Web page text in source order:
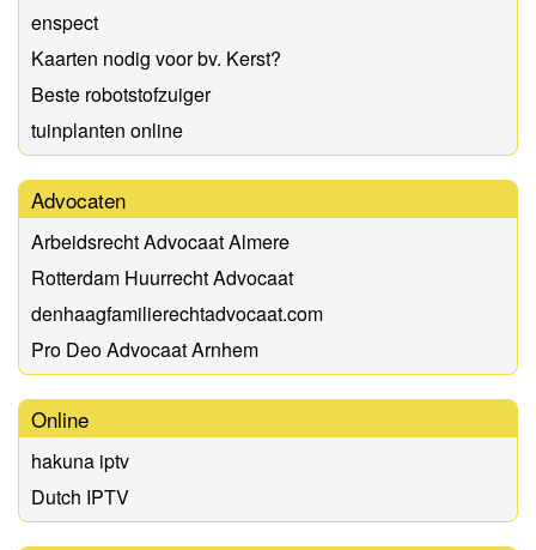
enspect
Kaarten nodig voor bv. Kerst?
Beste robotstofzuiger
tuinplanten online
Advocaten
Arbeidsrecht Advocaat Almere
Rotterdam Huurrecht Advocaat
denhaagfamilierechtadvocaat.com
Pro Deo Advocaat Arnhem
Online
hakuna iptv
Dutch IPTV